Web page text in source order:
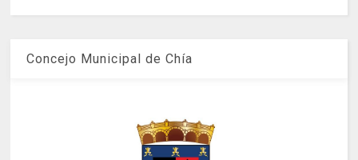
Concejo Municipal de Chía